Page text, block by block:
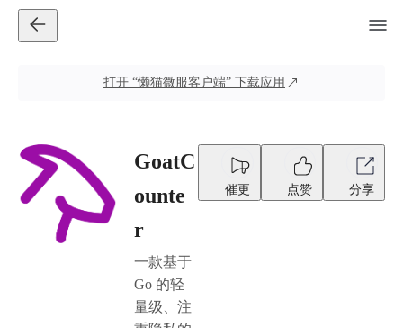
打开 “懒猫微服客户端” 下载应用
GoatC
ounte
r
一款基于
Go 的轻
量级、注
催更 点赞 分享